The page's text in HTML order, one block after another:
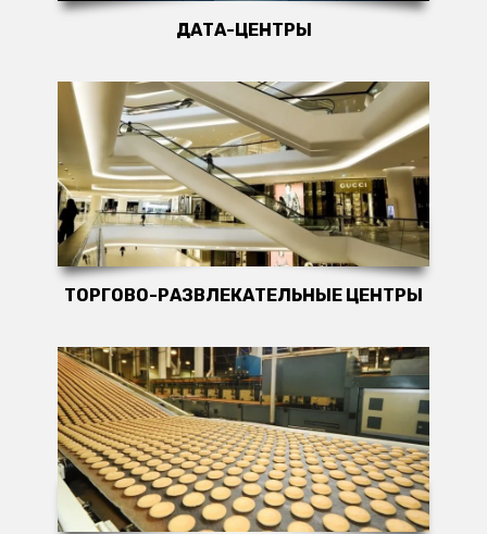
ДАТА-ЦЕНТРЫ
ТОРГОВО-РАЗВЛЕКАТЕЛЬНЫЕ ЦЕНТРЫ